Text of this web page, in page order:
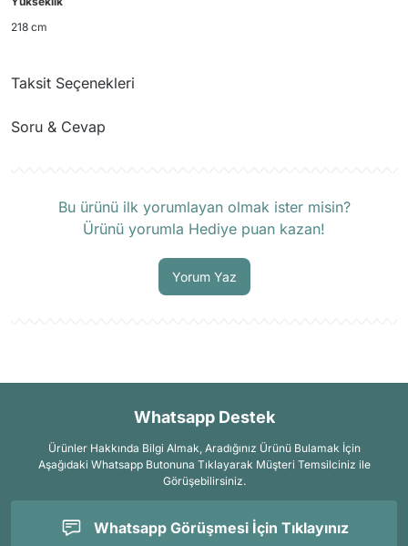
218 cm
Taksit Seçenekleri
Soru & Cevap
Bu ürünü ilk yorumlayan olmak ister misin?
Ürünü yorumla Hediye puan kazan!
Yorum Yaz
Whatsapp Destek
Ürünler Hakkında Bilgi Almak, Aradığınız Ürünü Bulamak İçin
Aşağıdaki Whatsapp Butonuna Tıklayarak Müşteri Temsilciniz ile
Görüşebilirsiniz.
Whatsapp Görüşmesi İçin Tıklayınız